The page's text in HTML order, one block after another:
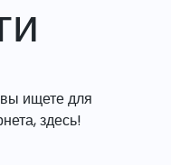
ищете для
здесь!